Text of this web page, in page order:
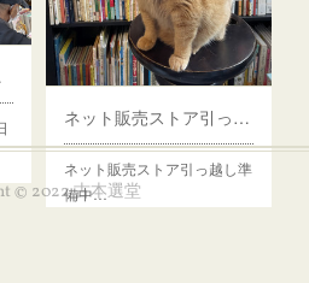
ら
ネット販売ストア引っ越し準備中です
ネット販売ストア引っ越し準
備中…
© 2022 古本選堂